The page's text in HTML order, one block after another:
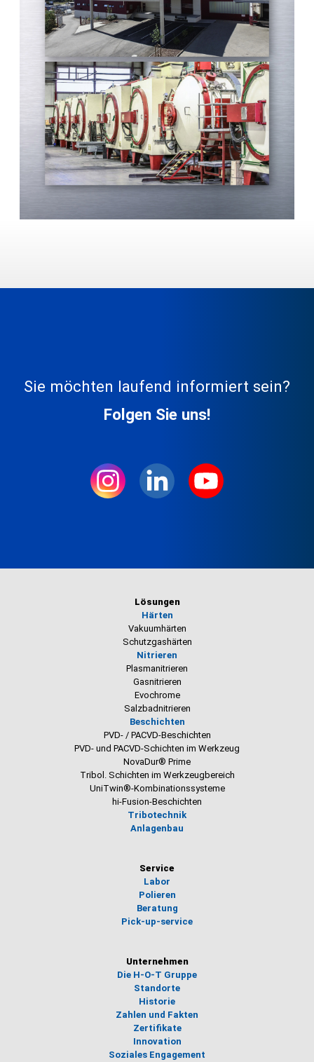
Sie möchten laufend informiert sein?
Folgen Sie uns!
Lösungen
Härten
Vakuumhärten
Schutzgashärten
Nitrieren
Plasmanitrieren
Gasnitrieren
Evochrome
Salzbadnitrieren
Beschichten
PVD- / PACVD-Beschichten
PVD- und PACVD-Schichten im Werkzeug
NovaDur® Prime
Tribol. Schichten im Werkzeugbereich
UniTwin®-Kombinationssysteme
hi-Fusion-Beschichten
Tribotechnik
Anlagenbau
Service
Labor
Polieren
Beratung
Pick-up-service
Unternehmen
Die H-O-T Gruppe
Standorte
Historie
Zahlen und Fakten
Zertifikate
Innovation
Soziales Engagement